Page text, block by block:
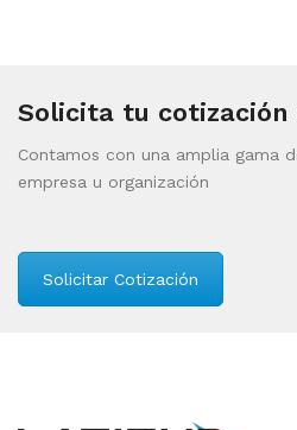
Solicita tu cotización
Contamos con una amplia gama
empresa u organización
Solicitar Cotización